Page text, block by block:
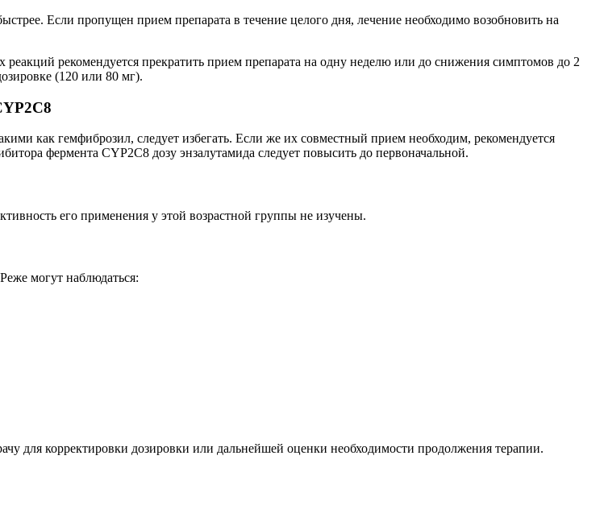
Если пропущен прием препарата в течение целого дня, лечение необходимо возобновить на
рекомендуется прекратить прием препарата на одну неделю или до снижения симптомов до 2
(120 или 80 мг).
как гемфиброзил, следует избегать. Если же их совместный прием необходим, рекомендуется
фермента CYP2C8 дозу энзалутамида следует повысить до первоначальной.
его применения у этой возрастной группы не изучены.
могут наблюдаться:
для корректировки дозировки или дальнейшей оценки необходимости продолжения терапии.